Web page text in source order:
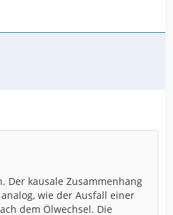
Der kausale Zusammenhang
wie der Ausfall einer
dem Ölwechsel. Die